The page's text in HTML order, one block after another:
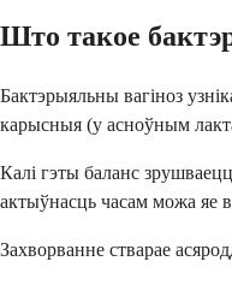
Што такое
Бактэрыяльны вагіноз
карысныя (у асноўным
Калі гэты баланс
актыўнасць часам можа яе
Захворванне стварае